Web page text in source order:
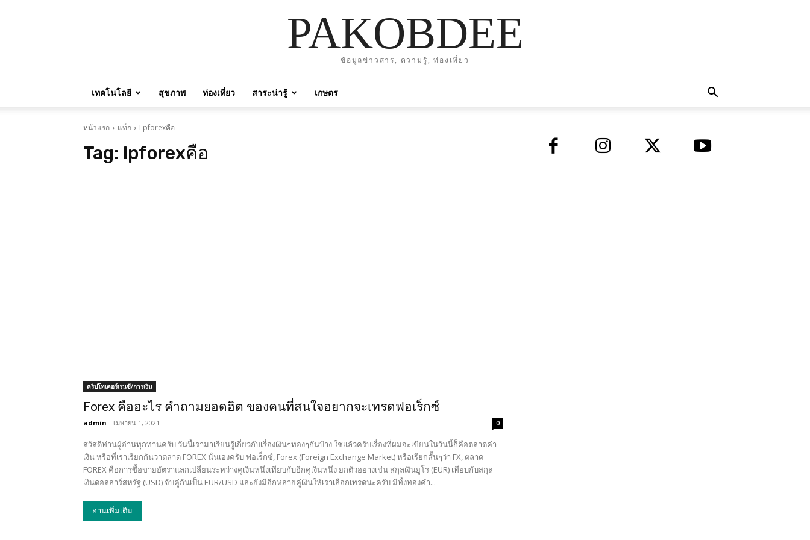
PAKOBDEE
ข้อมูลข่าวสาร, ความรู้, ท่องเที่ยว
เทคโนโลยี สุขภาพ ท่องเที่ยว สาระน่ารู้ เกษตร
หน้าแรก แท็ก Lpforexคือ
Tag: lpforexคือ
คริปโทเคอร์เรนซี/การเงิน
Forex คืออะไร คำถามยอดฮิต ของคนที่สนใจอยากจะเทรดฟอเร็กซ์
admin - เมษายน 1, 2021 0
สวัสดีท่านผู้อ่านทุกท่านครับ วันนี้เรามาเรียนรู้เกี่ยวกับเรื่องเงินๆทองๆกันบ้าง ใช่แล้วครับเรื่องที่ผมจะเขียนในวันนี้ก็คือตลาดค่า
เงิน หรือที่เราเรียกกันว่าตลาด FOREX นั่นเองครับ ฟอเร็กซ์, Forex (Foreign Exchange Market) หรือเรียกสั้นๆว่า FX, ตลาด
FOREX คือการซื้อขายอัตราแลกเปลี่ยนระหว่างคู่เงินหนึ่งเทียบกับอีกคู่เงินหนึ่ง ยกตัวอย่างเช่น สกุลเงินยูโร (EUR) เทียบกับสกุล
เงินดอลลาร์สหรัฐ (USD) จับคู่กันเป็น EUR/USD และยังมีอีกหลายคู่เงินให้เราเลือกเทรดนะครับ มีทั้งทองคำ...
อ่านเพิ่มเติม